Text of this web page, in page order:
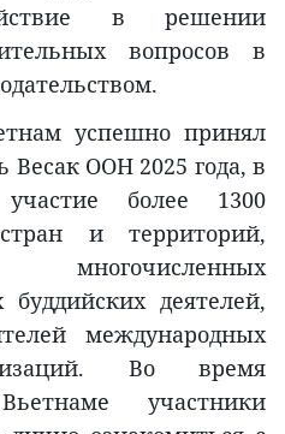
в решении
вопросов в
успешно принял
ООН 2025 года, в
более 1300
и территорий,
буддийских деятелей,
международных
Во время
участники